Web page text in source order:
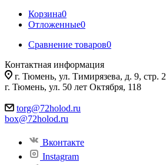
Корзина0
Отложенные0
Сравнение товаров0
Контактная информация
г. Тюмень, ул. Тимирязева, д. 9, стр. 2
г. Тюмень, ул. 50 лет Октября, 118
torg@72holod.ru
box@72holod.ru
Вконтакте
Instagram